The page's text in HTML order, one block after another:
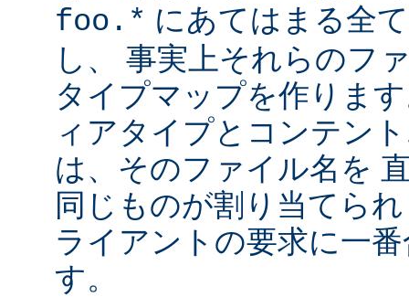
foo.* にあてはまる全
し、 事実上それらのフ
タイプマップを作りま
ィアタイプとコンテン
は、そのファイル名を
同じものが割り当てら
ライアントの要求に一
す。